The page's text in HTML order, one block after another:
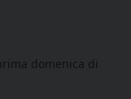
domenica di